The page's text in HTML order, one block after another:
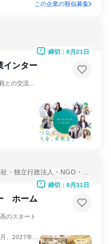
この企業の類似募集
インター
締切：8月21日
・独立行政法人・NGO・N
ホーム
のスタート
2027年1月
締切：8月31日